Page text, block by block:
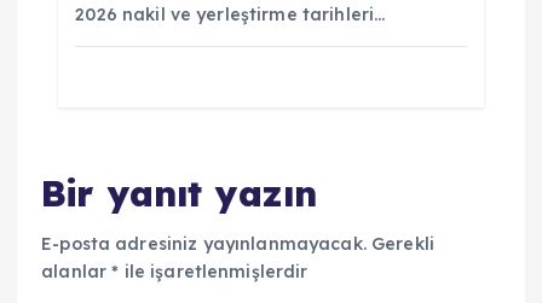
2026 nakil ve yerleştirme tarihleri…
Bir yanıt yazın
E-posta adresiniz yayınlanmayacak. Gerekli
alanlar* ile işaretlenmişlerdir